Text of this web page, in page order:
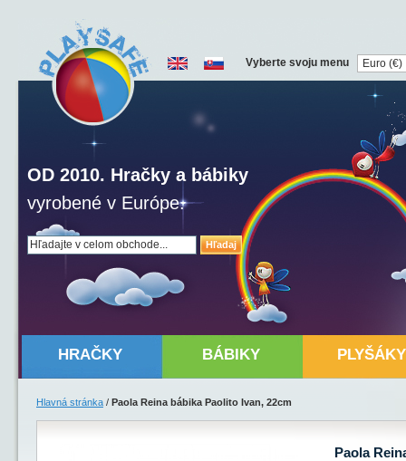
Hľadaj
OD 2010. Hračky a bábiky
vyrobené v Európe.
Vyberte svoju menu
HRAČKY BÁBIKY PLYŠÁKY
Hlavná stránka / Paola Reina bábika Paolito Ivan, 22cm
Paola